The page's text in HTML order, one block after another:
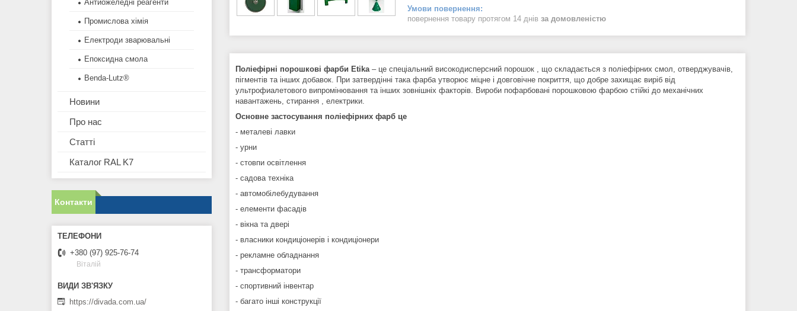
повернення товару протягом 14 днів за домовленістю
Поліефірні порошкові фарби Etika – це спеціальний високодисперсний порошок , що складається з поліефірних смол, отверджувачів,
пігментів та інших добавок. При затвердінні така фарба утворює міцне і довговічне покриття, що добре захищає виріб від
ультрофиалетового випромінювання та інших зовнішніх факторів. Вироби пофарбовані порошковою фарбою стійкі до механічних
навантажень, стирання , електрики.
Основне застосування поліефірних фарб це
- металеві лавки
- урни
- стовпи освітлення
- садова техніка
- автомобілебудування
- елементи фасадів
- вікна та двері
- власники кондиціонерів і кондиціонери
- рекламне обладнання
- трансформатори
- спортивний інвентар
- багато інші конструкції
Антиожеледні реагенти
Промислова хімія
Електроди зварювальні
Епоксидна смола
Benda-Lutz®
Новини
Про нас
Статті
Каталог RAL K7
Контакти
+380 (97) 925-76-74
Віталій
https://divada.com.ua/